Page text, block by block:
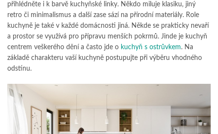
přihlédněte i k barvě kuchyňské linky. Někdo miluje klasiku, jiný
retro či minimalismus a další zase sází na přírodní materiály. Role
kuchyně je také v každé domácnosti jiná. Někde se prakticky nevaří
a prostor se využívá pro přípravu menších pokrmů. Jinde je kuchyň
centrem veškerého dění a často jde o kuchyň s ostrůvkem. Na
základě charakteru vaší kuchyně postupujte při výběru vhodného
odstínu.